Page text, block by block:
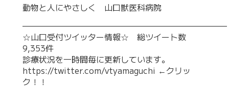
動物と人にやさしく 山口獣医科病院
—————————————————————————
☆山口受付ツイッター情報☆ 総ツイート数
9,353件
診療状況を一時間毎に更新しています。
https://twitter.com/vtyamaguchi ←クリッ
ク！！